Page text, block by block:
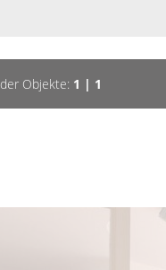
Objekte: 1 | 1